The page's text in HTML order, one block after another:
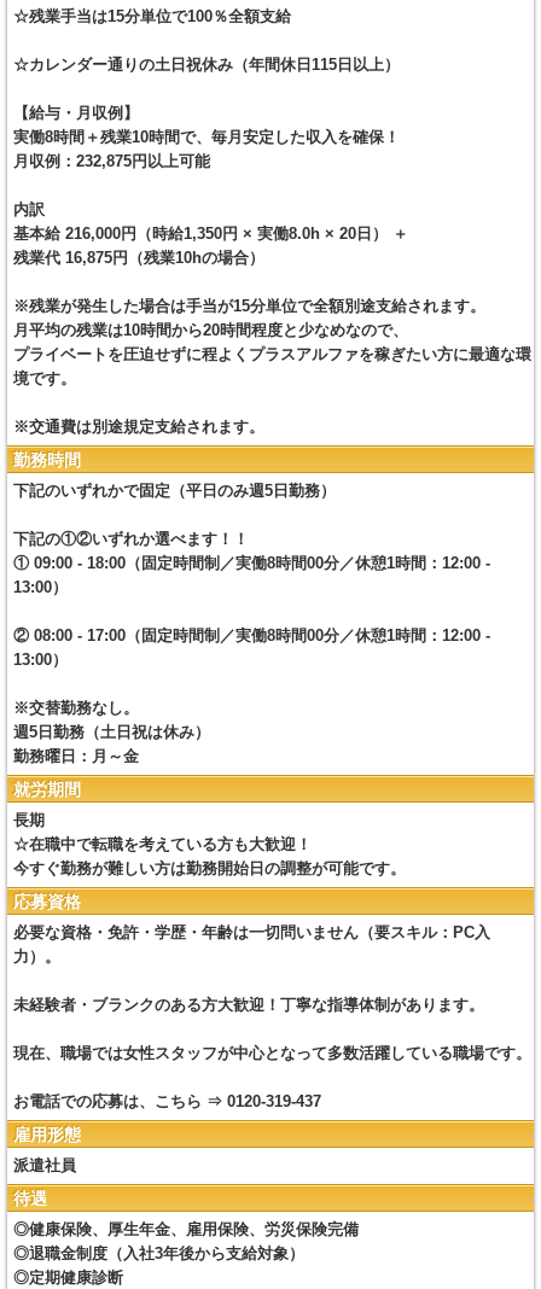
☆残業手当は15分単位で100％全額支給
☆カレンダー通りの土日祝休み（年間休日115日以上）
【給与・月収例】
実働8時間＋残業10時間で、毎月安定した収入を確保！
月収例：232,875円以上可能
内訳
基本給 216,000円（時給1,350円 × 実働8.0h × 20日） ＋
残業代 16,875円（残業10hの場合）
※残業が発生した場合は手当が15分単位で全額別途支給されます。
月平均の残業は10時間から20時間程度と少なめなので、
プライベートを圧迫せずに程よくプラスアルファを稼ぎたい方に最適な環
境です。
※交通費は別途規定支給されます。
勤務時間
下記のいずれかで固定（平日のみ週5日勤務）
下記の①②いずれか選べます！！
① 09:00 - 18:00（固定時間制／実働8時間00分／休憩1時間：12:00 -
13:00）
② 08:00 - 17:00（固定時間制／実働8時間00分／休憩1時間：12:00 -
13:00）
※交替勤務なし。
週5日勤務（土日祝は休み）
勤務曜日：月～金
就労期間
長期
☆在職中で転職を考えている方も大歓迎！
今すぐ勤務が難しい方は勤務開始日の調整が可能です。
応募資格
必要な資格・免許・学歴・年齢は一切問いません（要スキル：PC入
力）。
未経験者・ブランクのある方大歓迎！丁寧な指導体制があります。
現在、職場では女性スタッフが中心となって多数活躍している職場です。
お電話での応募は、こちら ⇒ 0120-319-437
雇用形態
派遣社員
待遇
◎健康保険、厚生年金、雇用保険、労災保険完備
◎退職金制度（入社3年後から支給対象）
◎定期健康診断